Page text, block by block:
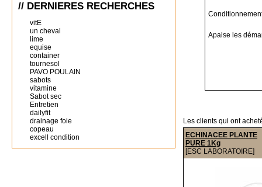
// DERNIERES RECHERCHES
vitE
un cheval
lime
equise
container
tournesol
PAVO POULAIN
sabots
vitamine
Sabot sec
Entretien
dailyfit
drainage foie
copeau
excell condition
Apaise les
Les clients qui ont
ECHINACEE PLANTE
PURE 1Kg
[ESC LABORATOIRE]